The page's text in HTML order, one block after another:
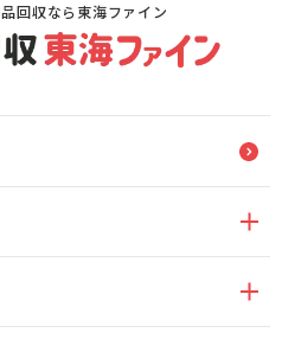
回収なら東海ファイン